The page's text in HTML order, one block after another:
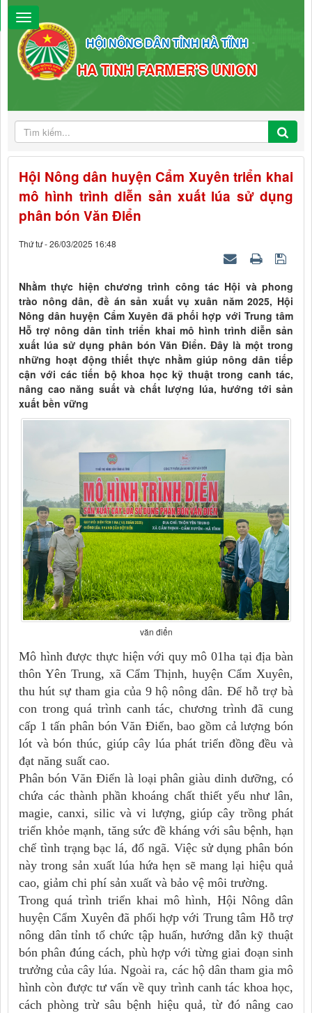
HỘI NÔNG DÂN TỈNH HÀ TĨNH
HA TINH FARMER'S UNION
Hội Nông dân huyện Cẩm Xuyên triển khai
mô hình trình diễn sản xuất lúa sử dụng
phân bón Văn Điển
Thứ tư - 26/03/2025 16:48
Nhằm thực hiện chương trình công tác Hội và phong
trào nông dân, đề án sản xuất vụ xuân năm 2025, Hội
Nông dân huyện Cẩm Xuyên đã phối hợp với Trung tâm
Hỗ trợ nông dân tỉnh triển khai mô hình trình diễn sản
xuất lúa sử dụng phân bón Văn Điển. Đây là một trong
những hoạt động thiết thực nhằm giúp nông dân tiếp
cận với các tiến bộ khoa học kỹ thuật trong canh tác,
nâng cao năng suất và chất lượng lúa, hướng tới sản
xuất bền vững
văn điển
Mô hình được thực hiện với quy mô 01ha tại địa bàn
thôn Yên Trung, xã Cẩm Thịnh, huyện Cẩm Xuyên,
thu hút sự tham gia của 9 hộ nông dân. Để hỗ trợ bà
con trong quá trình canh tác, chương trình đã cung
cấp 1 tấn phân bón Văn Điển, bao gồm cả lượng bón
lót và bón thúc, giúp cây lúa phát triển đồng đều và
đạt năng suất cao.
Phân bón Văn Điển là loại phân giàu dinh dưỡng, có
chứa các thành phần khoáng chất thiết yếu như lân,
magie, canxi, silic và vi lượng, giúp cây trồng phát
triển khỏe mạnh, tăng sức đề kháng với sâu bệnh, hạn
chế tình trạng bạc lá, đổ ngã. Việc sử dụng phân bón
này trong sản xuất lúa hứa hẹn sẽ mang lại hiệu quả
cao, giảm chi phí sản xuất và bảo vệ môi trường.
Trong quá trình triển khai mô hình, Hội Nông dân
huyện Cẩm Xuyên đã phối hợp với Trung tâm Hỗ trợ
nông dân tỉnh tổ chức tập huấn, hướng dẫn kỹ thuật
bón phân đúng cách, phù hợp với từng giai đoạn sinh
trưởng của cây lúa. Ngoài ra, các hộ dân tham gia mô
hình còn được tư vấn về quy trình canh tác khoa học,
cách phòng trừ sâu bệnh hiệu quả, từ đó nâng cao